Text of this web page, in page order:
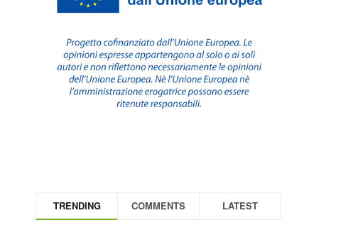
TRENDING COMMENTS LATEST